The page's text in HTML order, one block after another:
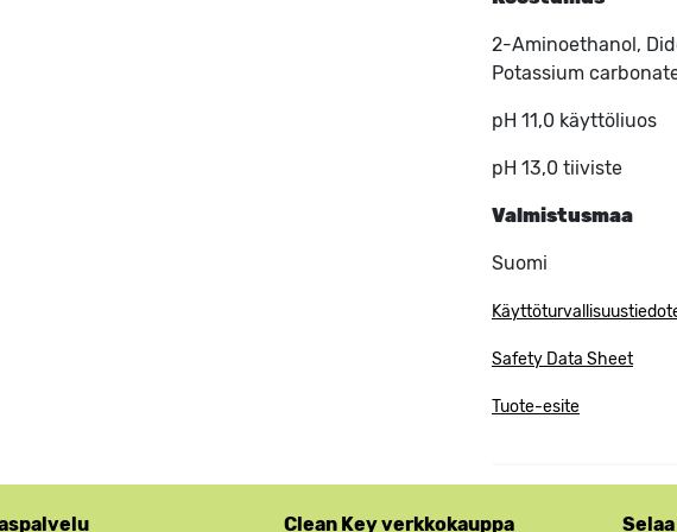
2-Aminoethanol,
Potassium
pH 11,0 käyttöliuos
pH 13,0 tiiviste
Valmistusmaa
Suomi
Safety Data Sheet
Tuote-esite
Clean Key verkkokauppa